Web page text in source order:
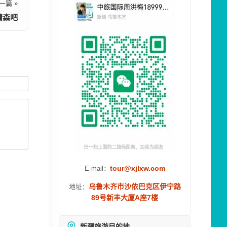
篇 »
森吧
E-mail： tour@xjlxw.com
地址： 乌鲁木齐市沙依巴克区伊宁路
89号新丰大厦A座7楼